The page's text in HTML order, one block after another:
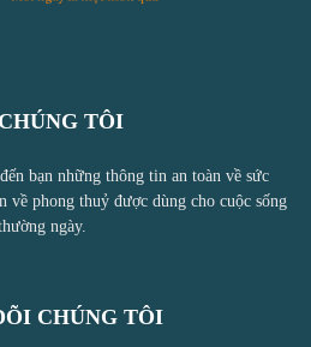
TÔI
bạn những thông tin an toàn về sức
về phong thuỷ được dùng cho cuộc sống
ngày.
CHÚNG TÔI